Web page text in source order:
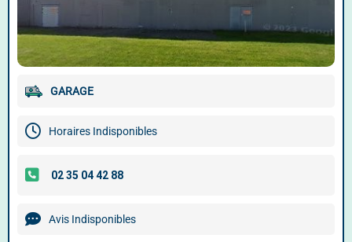
GARAGE
Horaires Indisponibles
Avis Indisponibles